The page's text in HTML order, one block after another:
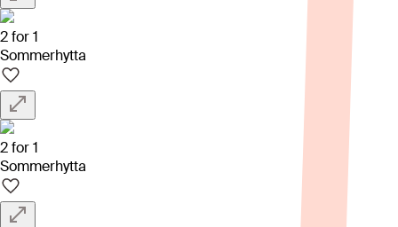
2 for 1
Sommerhytta
2 for 1
Sommerhytta